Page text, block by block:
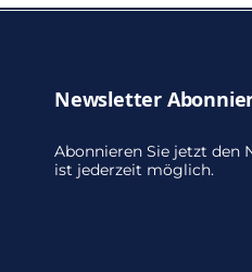
Newsletter
Abonnieren Sie jetzt den
ist jederzeit möglich.